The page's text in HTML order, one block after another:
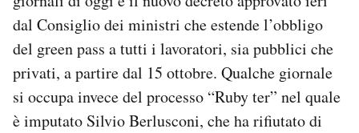
CALENDARIO
AREA PERSONALE
dal Consiglio dei ministri che estende l’obbligo
del green pass a tutti i lavoratori, sia pubblici che
privati, a partire dal 15 ottobre. Qualche giornale
si occupa invece del processo “Ruby ter” nel quale
è imputato Silvio Berlusconi, che ha rifiutato di